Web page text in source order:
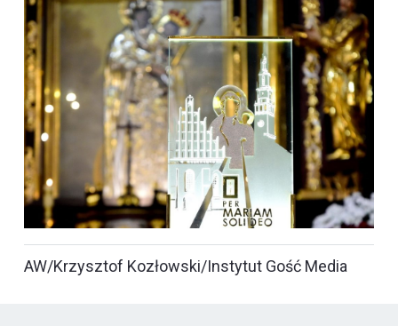
AW/Krzysztof Kozłowski/Instytut Gość Media